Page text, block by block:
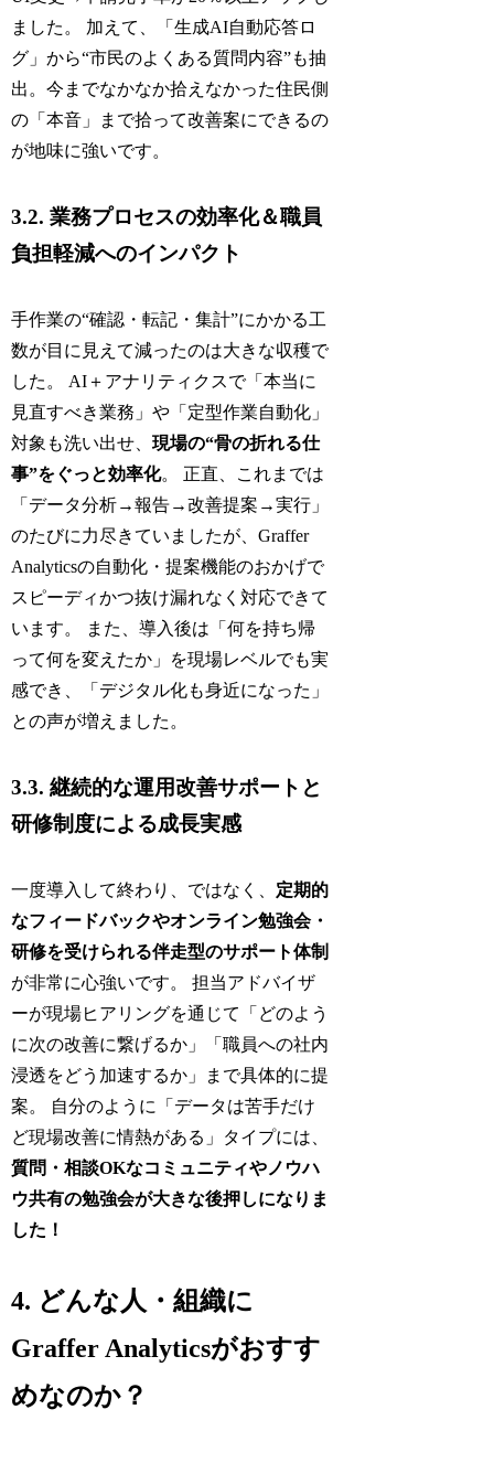
ました。 加えて、「生成AI自動応答ロ
グ」から“市民のよくある質問内容”も抽
出。今までなかなか拾えなかった住民側
の「本音」まで拾って改善案にできるの
が地味に強いです。
3.2. 業務プロセスの効率化＆職員
負担軽減へのインパクト
手作業の“確認・転記・集計”にかかる工
数が目に見えて減ったのは大きな収穫で
した。 AI＋アナリティクスで「本当に
見直すべき業務」や「定型作業自動化」
対象も洗い出せ、現場の“骨の折れる仕
事”をぐっと効率化。 正直、これまでは
「データ分析→報告→改善提案→実行」
のたびに力尽きていましたが、Graffer
Analyticsの自動化・提案機能のおかげで
スピーディかつ抜け漏れなく対応できて
います。 また、導入後は「何を持ち帰
って何を変えたか」を現場レベルでも実
感でき、「デジタル化も身近になった」
との声が増えました。
3.3. 継続的な運用改善サポートと
研修制度による成長実感
一度導入して終わり、ではなく、 定期的
なフィードバックやオンライン勉強会・
研修を受けられる伴走型のサポート体制
が非常に心強いです。 担当アドバイザ
ーが現場ヒアリングを通じて「どのよう
に次の改善に繋げるか」「職員への社内
浸透をどう加速するか」まで具体的に提
案。 自分のように「データは苦手だけ
ど現場改善に情熱がある」タイプには、
質問・相談OKなコミュニティやノウハ
ウ共有の勉強会が大きな後押しになりま
した！
4. どんな人・組織に
Graffer Analyticsがおすす
めなのか？